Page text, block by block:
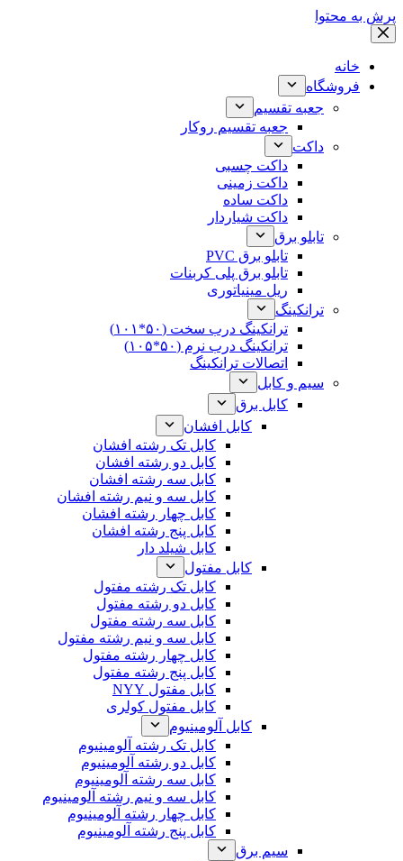
پرش به محتوا
خانه
فروشگاه
جعبه تقسیم
جعبه تقسیم روکار
داکت
داکت چسبی
داکت زمینی
داکت ساده
داکت شیاردار
تابلو برق
تابلو برق PVC
تابلو برق پلی کربنات
ریل مینیاتوری
ترانکینگ
ترانکینگ درب سخت (۵۰*۱۰۱)
ترانکینگ درب نرم (۵۰*۱۰۵)
اتصالات ترانکینگ
سیم و کابل
کابل برق
کابل افشان
کابل تک رشته افشان
کابل دو رشته افشان
کابل سه رشته افشان
کابل سه و نیم رشته افشان
کابل چهار رشته افشان
کابل پنج رشته افشان
کابل شیلد دار
کابل مفتول
کابل تک رشته مفتول
کابل دو رشته مفتول
کابل سه رشته مفتول
کابل سه و نیم رشته مفتول
کابل چهار رشته مفتول
کابل پنج رشته مفتول
کابل مفتول NYY
کابل مفتول کولری
کابل آلومینیوم
کابل تک رشته آلومینیوم
کابل دو رشته آلومینیوم
کابل سه رشته آلومینیوم
کابل سه و نیم رشته آلومینیوم
کابل چهار رشته آلومینیوم
کابل پنج رشته آلومینیوم
سیم برق